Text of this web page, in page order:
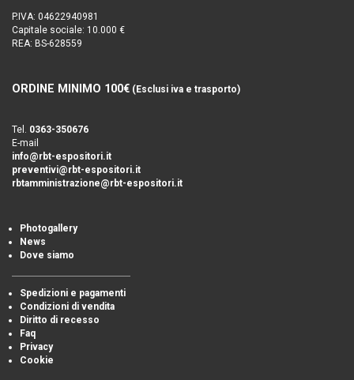
P.IVA: 04622940981
Capitale sociale: 10.000 €
REA: BS-628559
ORDINE MINIMO 100€ (Esclusi iva e trasporto)
Tel. 0363-350676
E-mail
info@rbt-espositori.it
preventivi@rbt-espositori.it
rbtamministrazione@rbt-espositori.it
Photogallery
News
Dove siamo
Spedizioni e pagamenti
Condizioni di vendita
Diritto di recesso
Faq
Privacy
Cookie